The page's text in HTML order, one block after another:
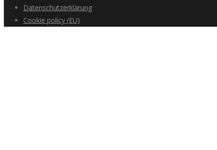
Datenschutzerklärung
Cookie policy (EU)